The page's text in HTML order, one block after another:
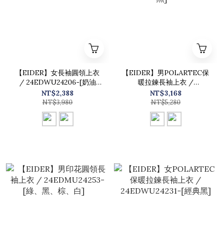
【EIDER】女長袖圓領上衣
/ 24EDWU24206-[奶油
白、經典黑]
NT$2,388
NT$3,980
【EIDER】男POLARTEC保
暖拉鍊長袖上衣 /
24EDMU24231-[淺灰、經典
黑]
NT$3,168
NT$5,280